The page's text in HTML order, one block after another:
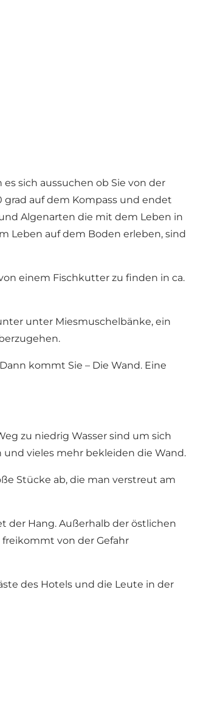
sich aussuchen ob Sie von der
grad auf dem Kompass und endet
Algenarten die mit dem Leben in
Leben auf dem Boden erleben, sind
einem Fischkutter zu finden in ca.
unter Miesmuschelbänke, ein
kommt Sie – Die Wand. Eine
zu niedrig Wasser sind um sich
vieles mehr bekleiden die Wand.
Stücke ab, die man verstreut am
der Hang. Außerhalb der östlichen
von der Gefahr
des Hotels und die Leute in der